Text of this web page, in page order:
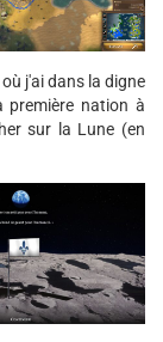
j'ai dans la digne
première nation à
sur la Lune (en